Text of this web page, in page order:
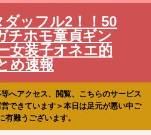
ダッフル2！！50
チホモ童貞ギン
女装子オネエ的
め速報
へアクセス、閲覧、こちらのサービス
できています＞本日は足元が悪い中ご
有難うございます。